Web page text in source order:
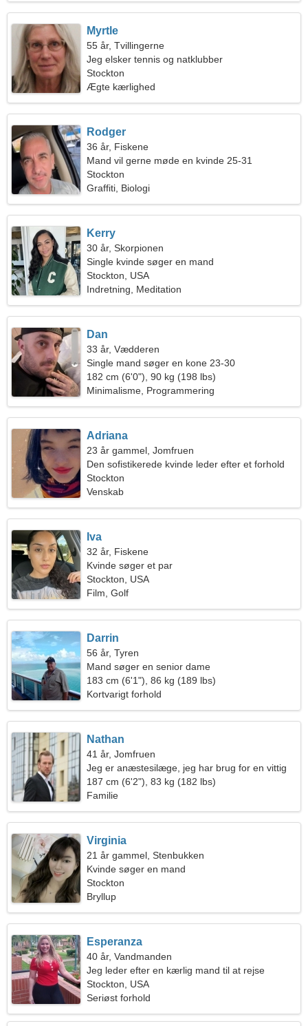
Myrtle
55 år, Tvillingerne
Jeg elsker tennis og natklubber
Stockton
Ægte kærlighed
Rodger
36 år, Fiskene
Mand vil gerne møde en kvinde 25-31
Stockton
Graffiti, Biologi
Kerry
30 år, Skorpionen
Single kvinde søger en mand
Stockton, USA
Indretning, Meditation
Dan
33 år, Vædderen
Single mand søger en kone 23-30
182 cm (6'0"), 90 kg (198 lbs)
Minimalisme, Programmering
Adriana
23 år gammel, Jomfruen
Den sofistikerede kvinde leder efter et forhold
Stockton
Venskab
Iva
32 år, Fiskene
Kvinde søger et par
Stockton, USA
Film, Golf
Darrin
56 år, Tyren
Mand søger en senior dame
183 cm (6'1"), 86 kg (189 lbs)
Kortvarigt forhold
Nathan
41 år, Jomfruen
Jeg er anæstesilæge, jeg har brug for en vittig
kvinde
187 cm (6'2"), 83 kg (182 lbs)
Familie
Virginia
21 år gammel, Stenbukken
Kvinde søger en mand
Stockton
Bryllup
Esperanza
40 år, Vandmanden
Jeg leder efter en kærlig mand til at rejse
sammen
Stockton, USA
Seriøst forhold